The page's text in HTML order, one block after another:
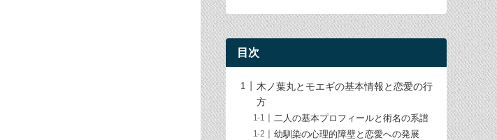
目次
木ノ葉丸とモエギの基本情報と恋愛の行
方
二人の基本プロフィールと術名の系譜
幼馴染の心理的障壁と恋愛への発展